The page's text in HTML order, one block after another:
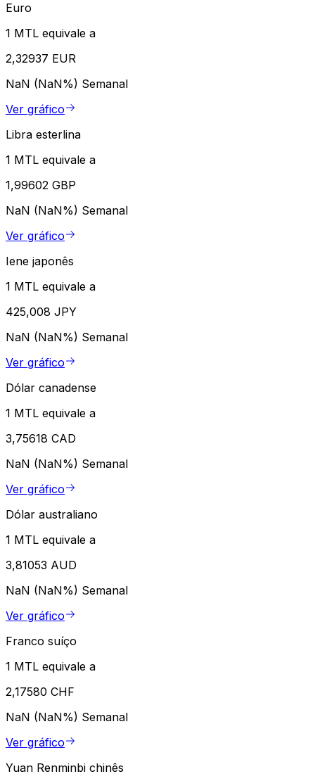
Euro
1 MTL equivale a
2,32937 EUR
NaN (NaN%) Semanal
Ver gráfico
Libra esterlina
1 MTL equivale a
1,99602 GBP
NaN (NaN%) Semanal
Ver gráfico
Iene japonês
1 MTL equivale a
425,008 JPY
NaN (NaN%) Semanal
Ver gráfico
Dólar canadense
1 MTL equivale a
3,75618 CAD
NaN (NaN%) Semanal
Ver gráfico
Dólar australiano
1 MTL equivale a
3,81053 AUD
NaN (NaN%) Semanal
Ver gráfico
Franco suíço
1 MTL equivale a
2,17580 CHF
NaN (NaN%) Semanal
Ver gráfico
Yuan Renminbi chinês